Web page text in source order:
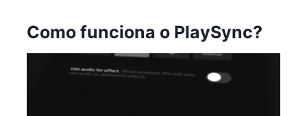
Como funciona o PlaySync?